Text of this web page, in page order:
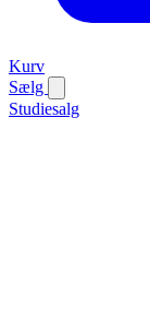
Kurv
Sælg
Studiesalg